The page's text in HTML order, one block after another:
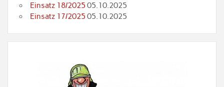
Einsatz 18/2025 05.10.2025
Einsatz 17/2025 05.10.2025